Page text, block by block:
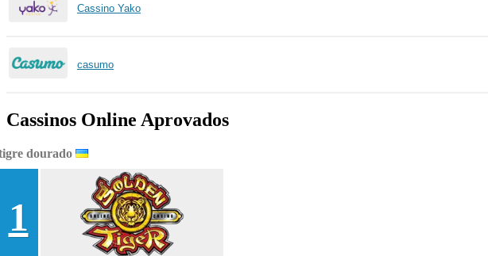
Cassino Yako
casumo
Cassinos Online Aprovados
dourado
1